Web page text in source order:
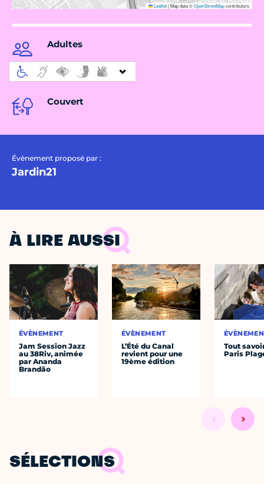
Leaflet|Map data ©OpenStreetMapcontributors
Adultes
Couvert
Évènement proposé par :
Jardin21
À LIRE AUSSI
ÉVÈNEMENT
Jam Session Jazz
au 38Riv, animée
par Ananda
Brandão
ÉVÈNEMENT
L’Été du Canal
revient pour une
19ème édition
Tout
Paris
SÉLECTIONS